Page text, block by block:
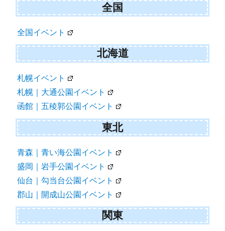
全国
全国イベント
北海道
札幌イベント
札幌｜大通公園イベント
函館｜五稜郭公園イベント
東北
青森｜青い海公園イベント
盛岡｜岩手公園イベント
仙台｜勾当台公園イベント
郡山｜開成山公園イベント
関東